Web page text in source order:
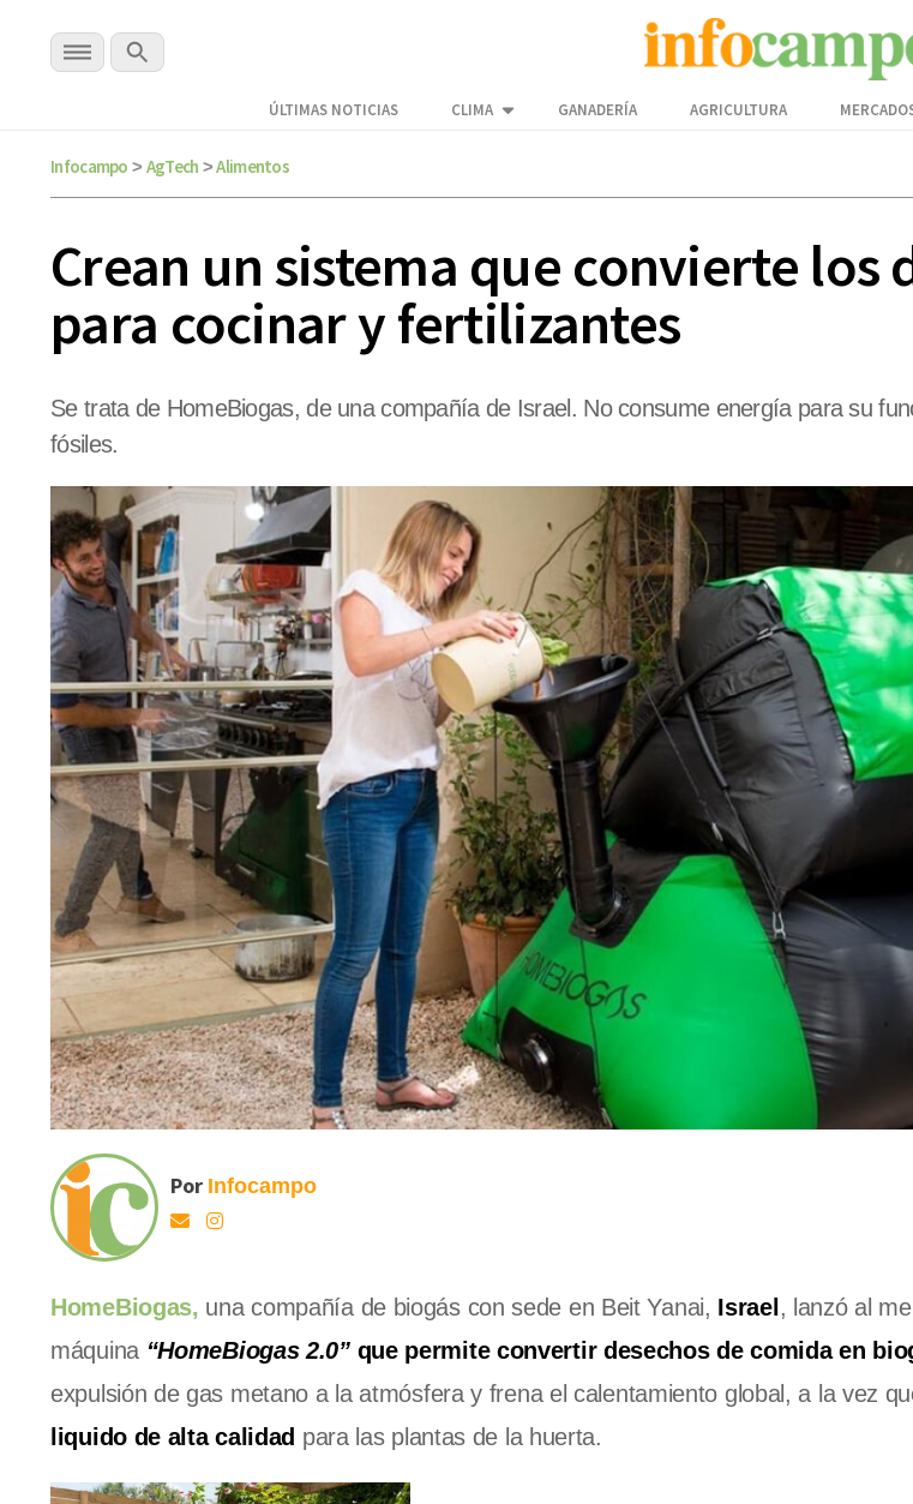
ÚLTIMAS NOTICIAS CLIMA GANADERÍA AGRICULTURA
Infocampo > AgTech >Alimentos
Crean un sistema que convierte los
para cocinar y fertilizantes
Se trata de HomeBiogas, de una compañía de Israel. No consume energía para su
fósiles.
Por Infocampo
HomeBiogas, una compañía de biogás con sede en Beit Yanai, Israel , lanzó al
máquina “HomeBiogas 2.0” que permite convertir desechos de comida en
expulsión de gas metano a la atmósfera y frena el calentamiento global, a la vez
liquido de alta calidad para las plantas de la huerta.